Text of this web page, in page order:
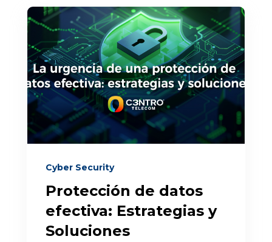
Cyber Security
Protección de datos
efectiva: Estrategias y
Soluciones